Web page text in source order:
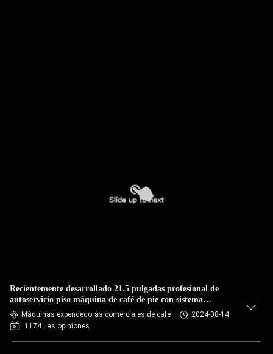
Recientemente desarrollado 21.5 pulgadas profesional de
autoservicio piso máquina de café de pie con sistema
automatizado
Máquinas expendedoras comerciales de café
2024-08-14
1174 Las opiniones